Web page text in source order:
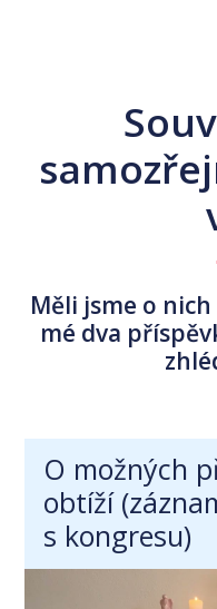
Měli jsme o
mé dva
O možných
obtíží
s kongresu)